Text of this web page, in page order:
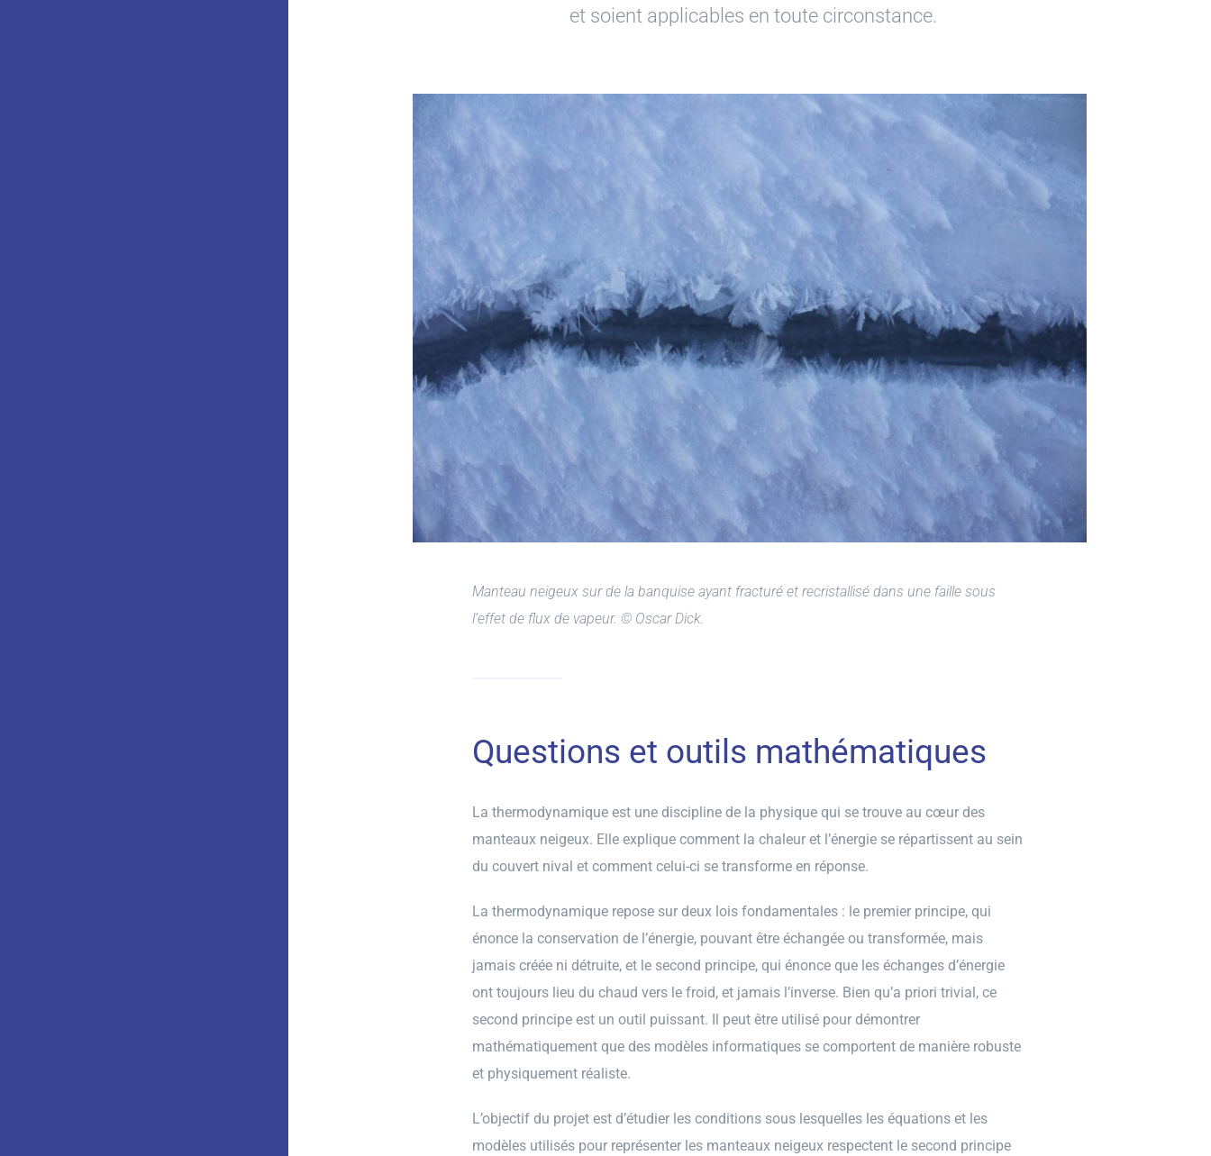
et soient applicables en toute circonstance.
Manteau neigeux sur de la banquise ayant fracturé et recristallisé dans une faille sous
l’effet de flux de vapeur. © Oscar Dick.
Questions et outils mathématiques
La thermodynamique est une discipline de la physique qui se trouve au cœur des
manteaux neigeux. Elle explique comment la chaleur et l’énergie se répartissent au sein
du couvert nival et comment celui-ci se transforme en réponse.
La thermodynamique repose sur deux lois fondamentales : le premier principe, qui
énonce la conservation de l’énergie, pouvant être échangée ou transformée, mais
jamais créée ni détruite, et le second principe, qui énonce que les échanges d’énergie
ont toujours lieu du chaud vers le froid, et jamais l’inverse. Bien qu’a priori trivial, ce
second principe est un outil puissant. Il peut être utilisé pour démontrer
mathématiquement que des modèles informatiques se comportent de manière robuste
et physiquement réaliste.
L’objectif du projet est d’étudier les conditions sous lesquelles les équations et les
modèles utilisés pour représenter les manteaux neigeux respectent le second principe